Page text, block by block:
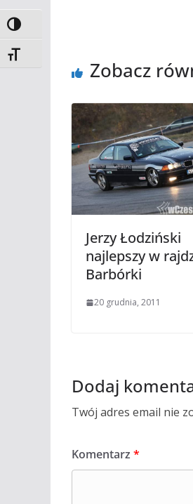
Toggle High Contrast
Toggle Font size
Zobacz
Jerzy Łodziński
najlepszy w
Barbórki
20 grudnia, 2011
Dodaj
Twój adres email nie
Komentarz *